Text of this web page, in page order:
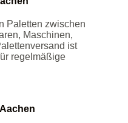
Paletten zwischen
Maschinen,
ist
regelmäßige